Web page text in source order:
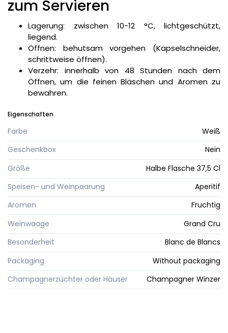
zum Servieren
Lagerung: zwischen 10-12 °C, lichtgeschützt,
liegend.
Öffnen: behutsam vorgehen (Kapselschneider,
schrittweise öffnen).
Verzehr: innerhalb von 48 Stunden nach dem
Öffnen, um die feinen Bläschen und Aromen zu
bewahren.
Eigenschaften
Farbe
Weiß
Geschenkbox
Nein
Größe
Halbe Flasche 37,5 Cl
Speisen- und Weinpaarung
Aperitif
Aromen
Fruchtig
Weinwaage
Grand Cru
Besonderheit
Blanc de Blancs
Packaging
Without packaging
Champagnerzüchter oder Häuser
Champagner Winzer